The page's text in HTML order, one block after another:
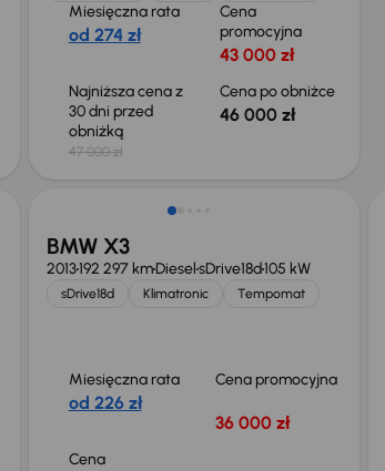
Miesięczna rata
od 274 zł
Cena
promocyjna
43 000 zł
Najniższa cena z
30 dni przed
obniżką
47 000 zł
Cena po obniżce
46 000 zł
BMW X3
2013192 297 kmDieselsDrive18d105 kW
sDrive18d Klimatronic Tempomat
Miesięczna rata
od 226 zł
Cena promocyjna
36 000 zł
Cena